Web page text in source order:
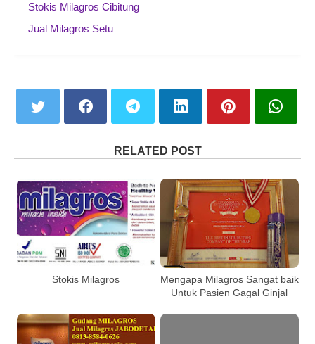
Stokis Milagros Cibitung
Jual Milagros Setu
RELATED POST
Stokis Milagros
Mengapa Milagros Sangat baik
Untuk Pasien Gagal Ginjal